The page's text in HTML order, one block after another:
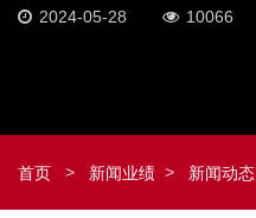
2024-05-28 10066
首页 > 新闻业绩 > 新闻动态